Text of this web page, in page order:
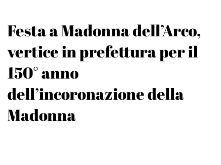
Festa a Madonna dell’Arco,
vertice in prefettura per il
150° anno
dell’incoronazione della
Madonna